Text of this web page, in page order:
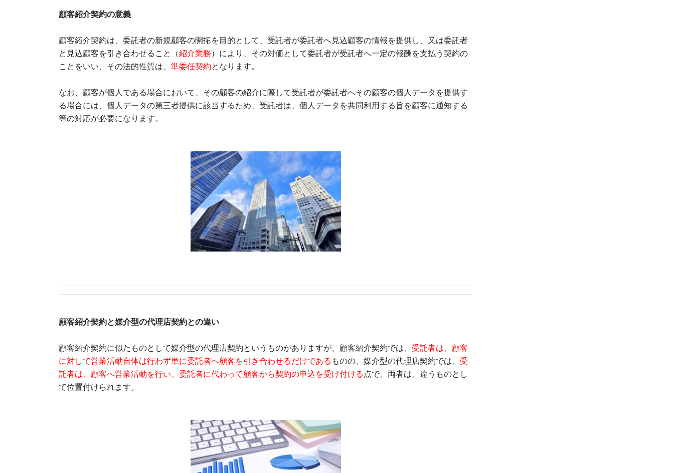
顧客紹介契約の意義
顧客紹介契約は、委託者の新規顧客の開拓を目的として、受託者が委託者へ見込顧客の情報を提供し、又は委託者
と見込顧客を引き合わせること（紹介業務）により、その対価として委託者が受託者へ一定の報酬を支払う契約の
ことをいい、その法的性質は、 準委任契約となります。
なお、顧客が個人である場合において、その顧客の紹介に際して受託者が委託者へその顧客の個人データを提供す
る場合には、個人データの第三者提供に該当するため、受託者は、個人データを共同利用する旨を顧客に通知する
等の対応が必要になります。
顧客紹介契約と媒介型の代理店契約との違い
顧客紹介契約に似たものとして媒介型の代理店契約というものがありますが、顧客紹介契約では、 受託者は、顧客
に対して営業活動自体は行わず単に委託者へ顧客を引き合わせるだけである ものの、媒介型の代理店契約では、 受
託者は、顧客へ営業活動を行い、委託者に代わって顧客から契約の申込を受け付ける 点で、両者は、違うものとし
て位置付けられます。